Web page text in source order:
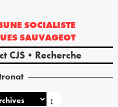
SOCIALISTE
SAUVAGEOT
CJS Recherche
↕